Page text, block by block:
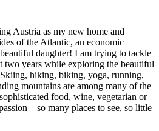
Austria as my new home and
of the Atlantic, an economic
daughter! I am trying to tackle
two years while exploring the beautiful
hiking, biking, yoga, running,
mountains are among many of the
food, wine, vegetarian or
– so many places to see, so little